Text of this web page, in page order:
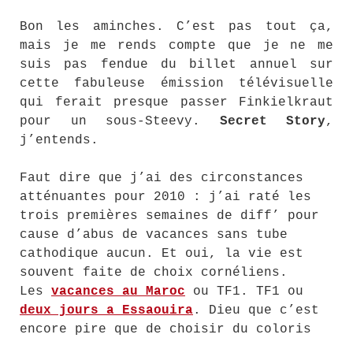
Bon les aminches. C’est pas tout ça,
mais je me rends compte que je ne me
suis pas fendue du billet annuel sur
cette fabuleuse émission télévisuelle
qui ferait presque passer Finkielkraut
pour un sous-Steevy. Secret Story,
j’entends.
Faut dire que j’ai des circonstances
atténuantes pour 2010 : j’ai raté les
trois premières semaines de diff’ pour
cause d’abus de vacances sans tube
cathodique aucun. Et oui, la vie est
souvent faite de choix cornéliens.
Les vacances au Maroc ou TF1. TF1 ou
deux jours a Essaouira. Dieu que c’est
encore pire que de choisir du coloris